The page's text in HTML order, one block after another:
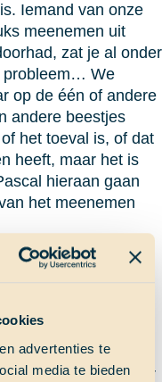
advertenties te
media te bieden
Iemand van onze
meenemen uit
zat je al onder
probleem… We
op de één of andere
andere beestjes
het toeval is, of dat
heeft, maar het is
hieraan gaan
het meenemen
Ze zitten
in je rijst… dit stond
verzinnen dan
en cicadesjacht en
Het ging steeds
Tot die ene dag. Ik
stond op, ging naar